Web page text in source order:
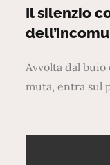
Il silenzio
Avvolta dal buio
muta, entra sul